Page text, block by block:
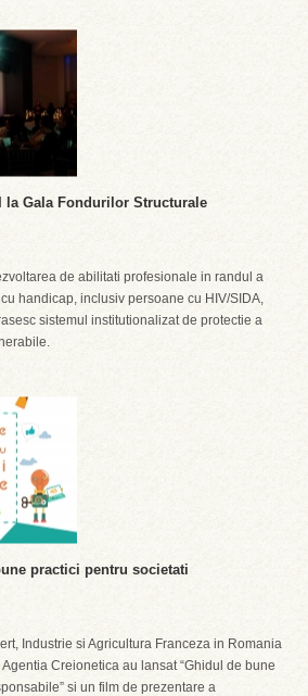
Gala Fondurilor Structurale
de abilitati profesionale in randul a
handicap, inclusiv persoane cu HIV/SIDA,
sistemul institutionalizat de protectie a
practici pentru societati
Industrie si Agricultura Franceza in Romania
Creionetica au lansat “Ghidul de bune
si un film de prezentare a